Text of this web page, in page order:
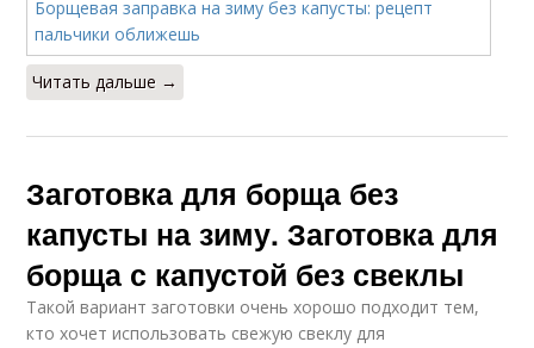
Читать дальше →
Заготовка для борща без
капусты на зиму. Заготовка для
борща с капустой без свеклы
Такой вариант заготовки очень хорошо подходит тем,
кто хочет использовать свежую свеклу для